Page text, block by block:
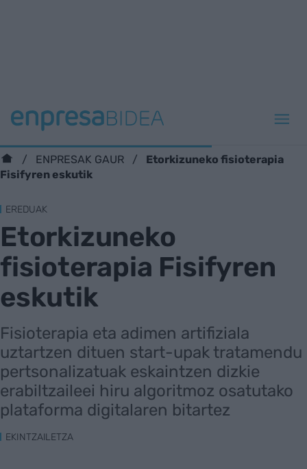
ENPRESAK GAUR
Etorkizuneko fisioterapia
Fisifyren eskutik
EREDUAK
Etorkizuneko
fisioterapia Fisifyren
eskutik
Fisioterapia eta adimen artifiziala
uztartzen dituen start-upak tratamendu
pertsonalizatuak eskaintzen dizkie
erabiltzaileei hiru algoritmoz osatutako
plataforma digitalaren bitartez
EKINTZAILETZA